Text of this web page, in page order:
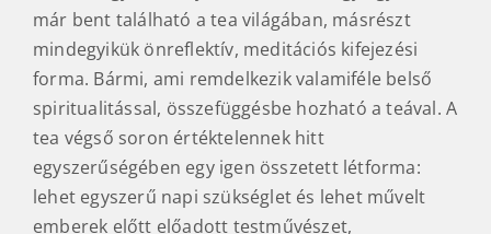
már bent található a tea világában, másrészt
mindegyikük önreflektív, meditációs kifejezési
forma. Bármi, ami remdelkezik valamiféle belső
spiritualitással, összefüggésbe hozható a teával. A
tea végső soron értéktelennek hitt
egyszerűségében egy igen összetett létforma:
lehet egyszerű napi szükséglet és lehet művelt
emberek előtt előadott testművészet,